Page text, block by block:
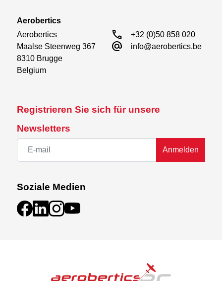
Registrieren Sie sich für unsere
Newsletters
Anmelden
Soziale Medien
Aerobertics
Aerobertics
Maalse Steenweg 367
8310 Brugge
Belgium
call +32 (0)50 858 020
alternate_email info@aerobertics.be